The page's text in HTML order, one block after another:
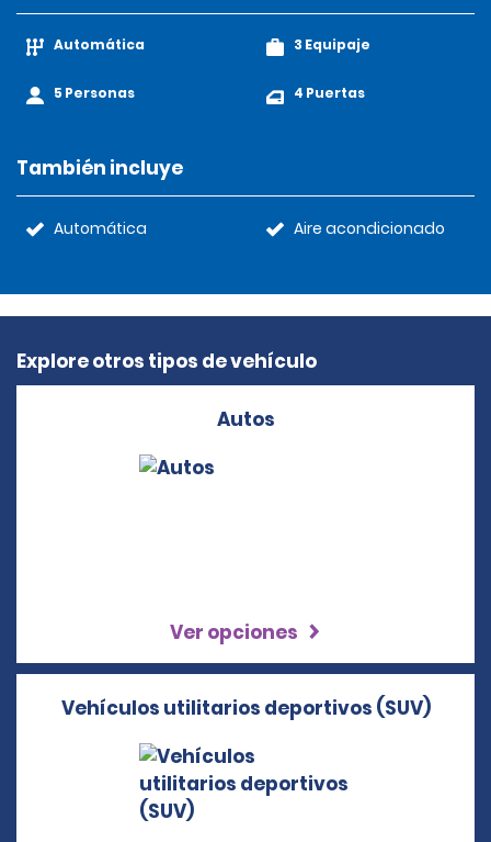
Automática
5 Personas
3 Equipaje
4 Puertas
También incluye
Automática Aire acondicionado
Explore otros tipos de vehículo
Autos
Ver opciones
Vehículos utilitarios deportivos (SUV)